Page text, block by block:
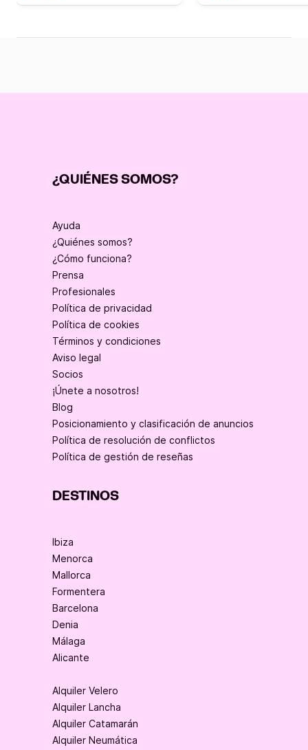
¿QUIÉNES SOMOS?
Ayuda
¿Quiénes somos?
¿Cómo funciona?
Prensa
Profesionales
Política de privacidad
Política de cookies
Términos y condiciones
Aviso legal
Socios
¡Únete a nosotros!
Blog
Posicionamiento y clasificación de anuncios
Política de resolución de conflictos
Política de gestión de reseñas
DESTINOS
Ibiza
Menorca
Mallorca
Formentera
Barcelona
Denia
Málaga
Alicante
Alquiler Velero
Alquiler Lancha
Alquiler Catamarán
Alquiler Neumática